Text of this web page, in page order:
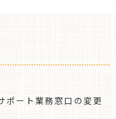
農業サポーターとは
ポート業務窓口の変更